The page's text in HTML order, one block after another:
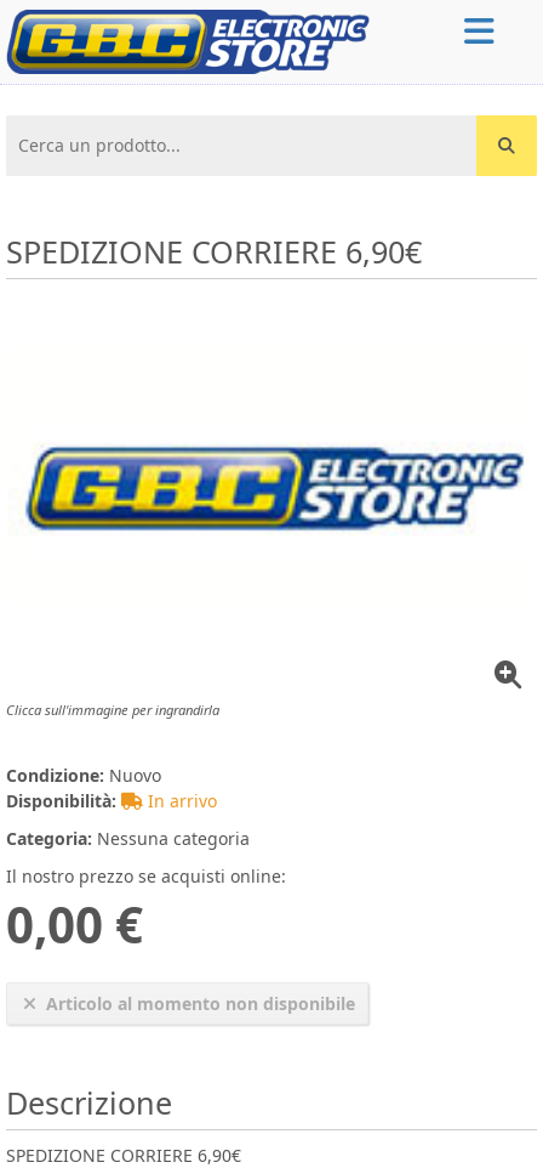
Cerca un prodotto...
SPEDIZIONE CORRIERE 6,90€
Clicca sull'immagine per ingrandirla
Condizione: Nuovo
Disponibilità:
In arrivo
Categoria: Nessuna categoria
Il nostro prezzo se acquisti online:
0,00 €
Articolo al momento non disponibile
Descrizione
SPEDIZIONE CORRIERE 6,90€